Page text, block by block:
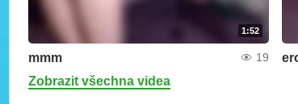
1:52
mmm 19
Zobrazit všechna videa